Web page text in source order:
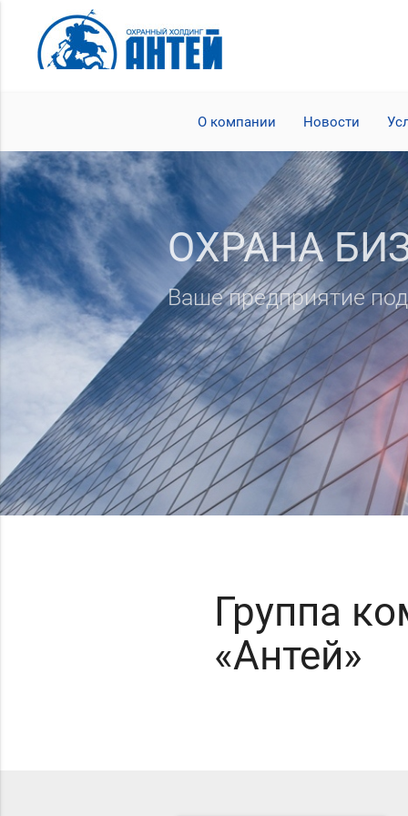
О компании Новости
ОХРАНА
Ваше предприятие
Группа
«Антей»